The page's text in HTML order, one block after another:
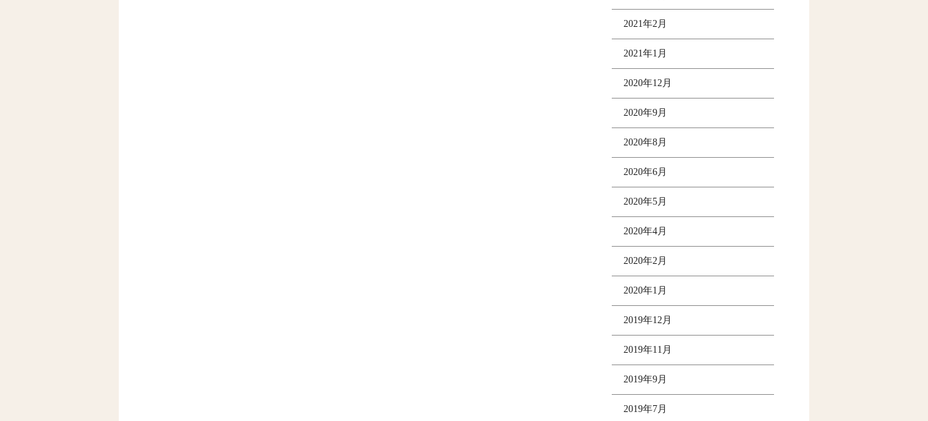
2021年2月
2021年1月
2020年12月
2020年9月
2020年8月
2020年6月
2020年5月
2020年4月
2020年2月
2020年1月
2019年12月
2019年11月
2019年9月
2019年7月